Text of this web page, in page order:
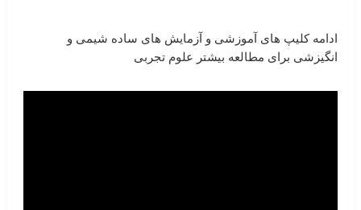
ادامه کلیپ های آموزشی و آزمایش های ساده شیمی و
انگیزشی برای مطالعه بیشتر علوم تجربی